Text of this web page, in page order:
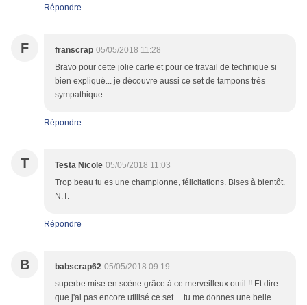
Répondre
F franscrap 05/05/2018 11:28
Bravo pour cette jolie carte et pour ce travail de technique si
bien expliqué... je découvre aussi ce set de tampons très
sympathique...
Répondre
T Testa Nicole 05/05/2018 11:03
Trop beau tu es une championne, félicitations. Bises à bientôt.
N.T.
Répondre
B babscrap62 05/05/2018 09:19
superbe mise en scène grâce à ce merveilleux outil !! Et dire
que j'ai pas encore utilisé ce set ... tu me donnes une belle